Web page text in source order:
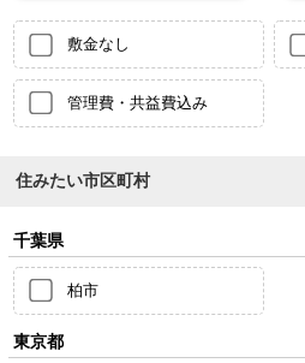
敷金なし
管理費・共益費込み
住みたい市区町村
千葉県
柏市
東京都